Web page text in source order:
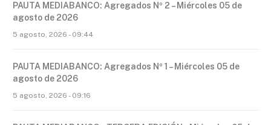
PAUTA MEDIABANCO: Agregados Nº 2 – Miércoles 05 de
agosto de 2026
5 agosto, 2026 - 09:44
PAUTA MEDIABANCO: Agregados Nº 1 – Miércoles 05 de
agosto de 2026
5 agosto, 2026 - 09:16